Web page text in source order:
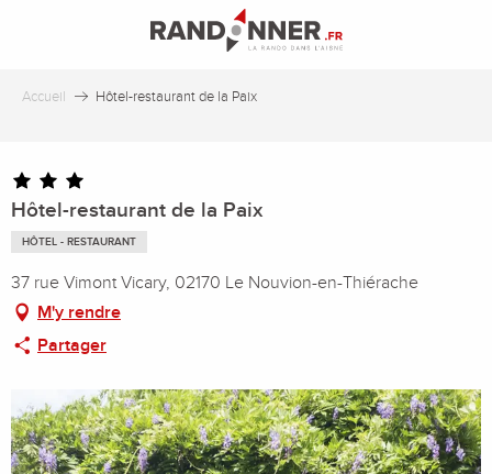
principal
Accueil Hôtel-restaurant de la Paix
Hôtel-restaurant de la Paix
HÔTEL - RESTAURANT
37 rue Vimont Vicary, 02170 Le Nouvion-en-Thiérache
M'y rendre
Partager